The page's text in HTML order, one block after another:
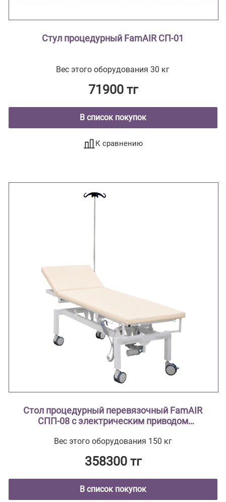
Стул процедурный FamAIR СП-01
Вес этого оборудования 30 кг
71900 тг
В список покупок
К сравнению
Стол процедурный перевязочный FamAIR
СПП-08 с электрическим приводом
Вес этого оборудования 150 кг
358300 тг
В список покупок